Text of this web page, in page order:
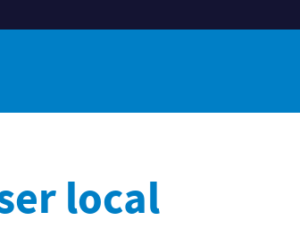
local